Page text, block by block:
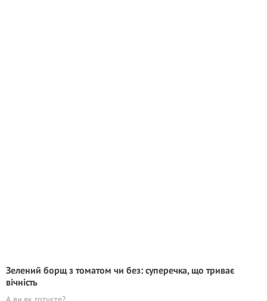
Зелений борщ з томатом чи без: суперечка, що триває
вічність